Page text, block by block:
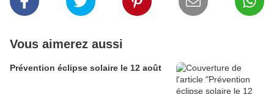
Vous aimerez aussi
Prévention éclipse solaire le 12 août